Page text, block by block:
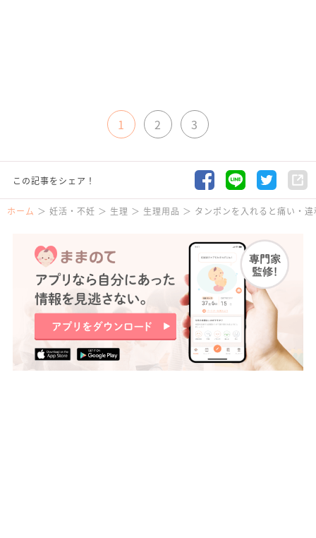
1 2 3
この記事をシェア！
ホーム 妊活・不妊 生理 生理用品 タンポンを入れると痛い・